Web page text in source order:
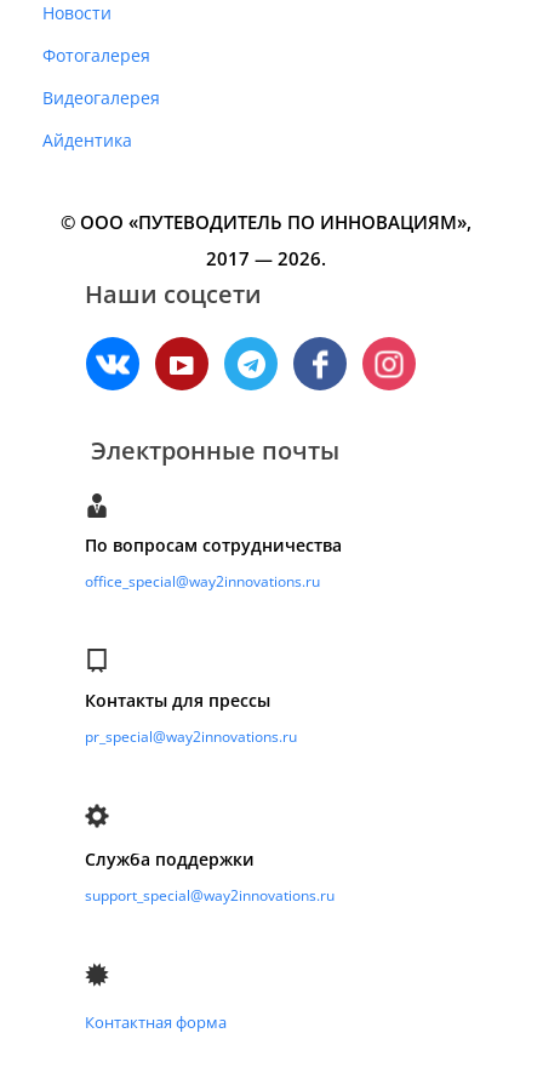
Новости
Фотогалерея
Видеогалерея
Айдентика
© ООО «ПУТЕВОДИТЕЛЬ ПО ИННОВАЦИЯМ»‎,
2017 — 2026.
Наши соцсети
Электронные почты
По вопросам сотрудничества
office_special@way2innovations.ru
Контакты для прессы
pr_special@way2innovations.ru
Служба поддержки
support_special@way2innovations.ru
Контактная форма